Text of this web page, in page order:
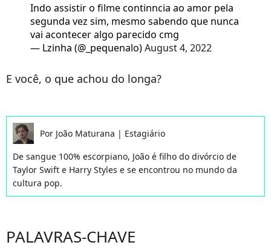
Indo assistir o filme continncia ao amor pela
segunda vez sim, mesmo sabendo que nunca
vai acontecer algo parecido cmg
— Lzinha (@_pequenalo)August 4, 2022
E você, o que achou do longa?
Por João Maturana | Estagiário
De sangue 100% escorpiano, João é filho do divórcio de
Taylor Swift e Harry Styles e se encontrou no mundo da
cultura pop.
PALAVRAS-CHAVE